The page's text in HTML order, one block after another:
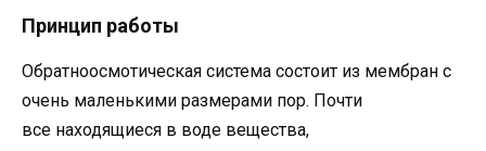
Принцип работы
Обратноосмотическая система состоит из мембран с
очень маленькими размерами пор. Почти
все находящиеся в воде вещества,